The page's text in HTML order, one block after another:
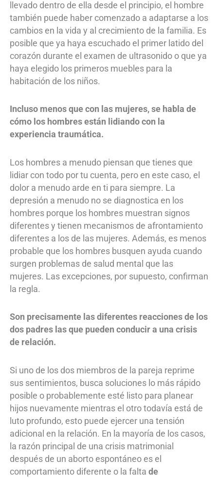
llevado dentro de ella desde el principio, el hombre
también puede haber comenzado a adaptarse a los
cambios en la vida y al crecimiento de la familia. Es
posible que ya haya escuchado el primer latido del
corazón durante el examen de ultrasonido o que ya
haya elegido los primeros muebles para la
habitación de los niños.
Incluso menos que con las mujeres, se habla de
cómo los hombres están lidiando con la
experiencia traumática.
Los hombres a menudo piensan que tienes que
lidiar con todo por tu cuenta, pero en este caso, el
dolor a menudo arde en ti para siempre. La
depresión a menudo no se diagnostica en los
hombres porque los hombres muestran signos
diferentes y tienen mecanismos de afrontamiento
diferentes a los de las mujeres. Además, es menos
probable que los hombres busquen ayuda cuando
surgen problemas de salud mental que las
mujeres. Las excepciones, por supuesto, confirman
la regla.
Son precisamente las diferentes reacciones de los
dos padres las que pueden conducir a una crisis
de relación.
Si uno de los dos miembros de la pareja reprime
sus sentimientos, busca soluciones lo más rápido
posible o probablemente esté listo para planear
hijos nuevamente mientras el otro todavía está de
luto profundo, esto puede ejercer una tensión
adicional en la relación. En la mayoría de los casos,
la razón principal de una crisis matrimonial
después de un aborto espontáneo es el
comportamiento diferente o la falta de